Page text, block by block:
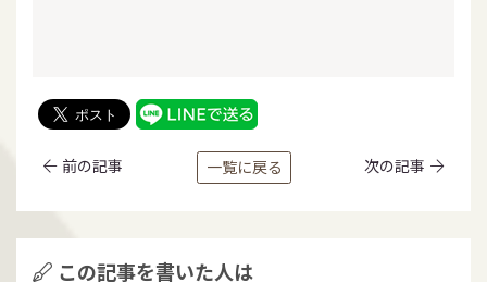
前の記事 一覧に戻る 次の記事
この記事を書いた人は